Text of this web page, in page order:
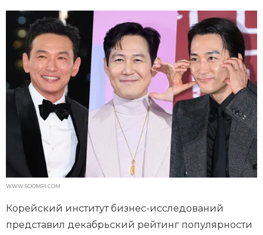
WWW.SOOMPI.COM
Корейский институт бизнес-исследований
представил декабрьский рейтинг популярности